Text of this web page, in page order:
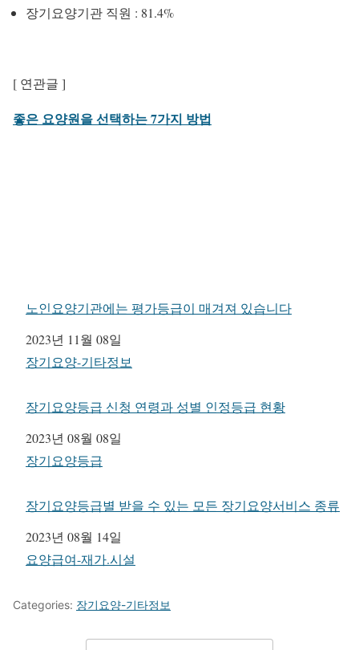
장기요양기관 직원 : 81.4%
[ 연관글 ]
좋은 요양원을 선택하는 7가지 방법
노인요양기관에는 평가등급이 매겨져 있습니다
일자
2023년 11월 08일
관련 항목
장기요양-기타정보
장기요양등급 신청 연령과 성별 인정등급 현황
일자
2023년 08월 08일
관련 항목
장기요양등급
장기요양등급별 받을 수 있는 모든 장기요양서비스 종류
일자
2023년 08월 14일
관련 항목
요양급여-재가.시설
Categories: 장기요양-기타정보